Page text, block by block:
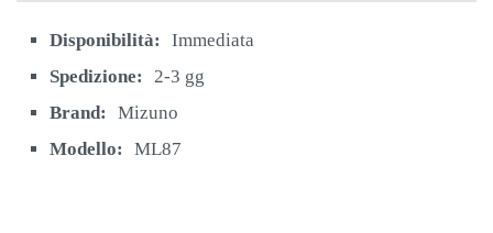
Disponibilità:
Immediata
Spedizione:
2-3 gg
Brand:
Mizuno
Modello:
ML87